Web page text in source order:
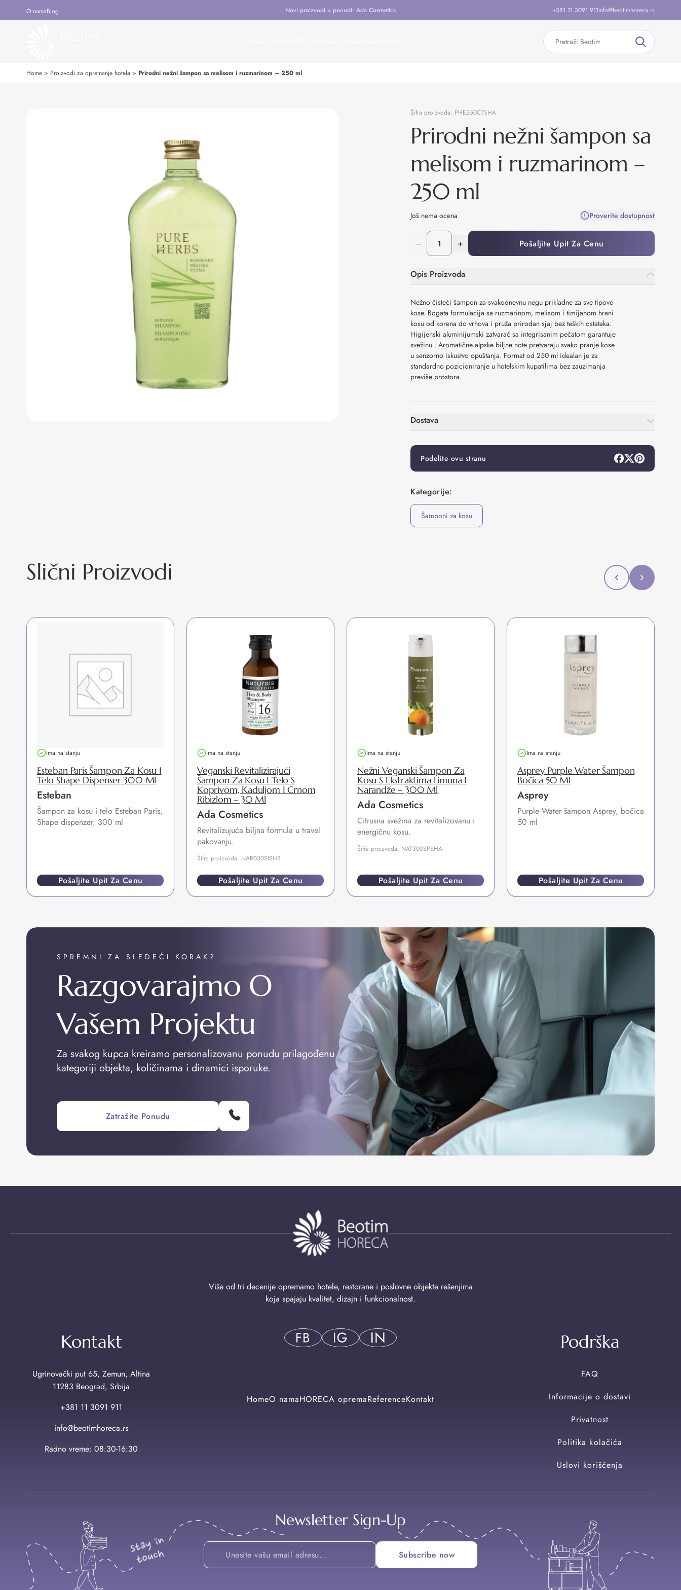
O namaBlog Novi proizvodi u ponudi: Ada Cosmetics +381 11 3091 911info@beotimhoreca.rs
Home > Proizvodi za opremanje hotela > Prirodni nežni šampon sa melisom i ruzmarinom – 250 ml
Šifra proizvoda: PHE250CTSHA
Prirodni nežni šampon sa
melisom i ruzmarinom –
250 ml
Još nema ocena Proverite dostupnost
− + Pošaljite Upit Za Cenu
Opis Proizvoda
Nežno čisteći šampon za svakodnevnu negu prikladne za sve tipove
kose. Bogata formulacija sa ruzmarinom, melisom i timijanom hrani
kosu od korena do vrhova i pruža prirodan sjaj bez teških ostataka.
Higijenski aluminijumski zatvarač sa integrisanim pečatom garantuje
svežinu . Aromatične alpske biljne note pretvaraju svako pranje kose
u senzorno iskustvo opuštanja. Format od 250 ml idealan je za
standardno pozicioniranje u hotelskim kupatilima bez zauzimanja
previše prostora.
Dostava
Podelite ovu stranu
Kategorije:
Šamponi za kosu
Slični Proizvodi
Ima na stanju
Esteban Paris Šampon Za Kosu I
Telo Shape Dispenser 300 Ml
Esteban
Šampon za kosu i telo Esteban Paris,
Shape dispenzer, 300 ml
Pošaljite Upit Za Cenu
Ima na stanju
Veganski Revitalizirajući
Šampon Za Kosu I Telo S
Koprivom, Kaduljom I Crnom
Ribizlom – 30 Ml
Ada Cosmetics
Revitalizujuća biljna formula u travel
pakovanju.
Šifra proizvoda: NAR030SISHB
Pošaljite Upit Za Cenu
Ima na stanju
Nežni Veganski Šampon Za
Kosu S Ekstraktima Limuna I
Narandže – 300 Ml
Ada Cosmetics
Citrusna svežina za revitalizovanu i
energičnu kosu.
Šifra proizvoda: NAT300SPSHA
Pošaljite Upit Za Cenu
Ima na stanju
Asprey Purple Water Šampon
Bočica 50 Ml
Asprey
Purple Water šampon Asprey, bočica
50 ml
Pošaljite Upit Za Cenu
SPREMNI ZA SLEDEĆI KORAK?
Razgovarajmo O
Vašem Projektu
Za svakog kupca kreiramo personalizovanu ponudu prilagođenu
kategoriji objekta, količinama i dinamici isporuke.
Zatražite Ponudu
Više od tri decenije opremamo hotele, restorane i poslovne objekte rešenjima
koja spajaju kvalitet, dizajn i funkcionalnost.
Kontakt
Ugrinovački put 65, Zemun, Altina
11283 Beograd, Srbija
+381 11 3091 911
info@beotimhoreca.rs
Radno vreme: 08:30-16:30
HomeO namaHORECA opremaReferenceKontakt
Podrška
FAQ
Informacije o dostavi
Privatnost
Politika kolačića
Uslovi korišćenja
Newsletter Sign-Up
Email
Email
Subscribe now